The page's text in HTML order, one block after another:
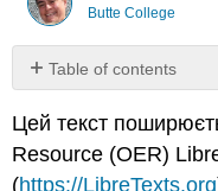
Butte College
Table of contents
No
headers
Цей текст
Resource (OER)
(https://LibreTexts.org